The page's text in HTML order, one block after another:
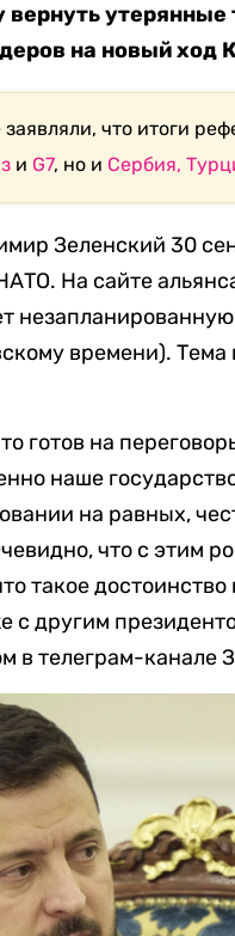
утерянные
на новый ход
что итоги
и G7, но и Сербия,
Зеленский 30
На сайте
времени).
готов на
наше
на равных,
что с этим
такое
с другим
в телеграм-канале